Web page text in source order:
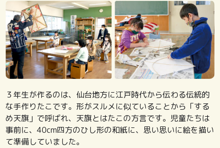
３年生が作るのは、仙台地方に江戸時代から伝わる伝統的
な手作りたこです。形がスルメに似ていることから「する
め天旗」で呼ばれ、天旗とはたこの方言です。児童たちは
事前に、40cm四方のひし形の和紙に、思い思いに絵を描い
て準備していました。